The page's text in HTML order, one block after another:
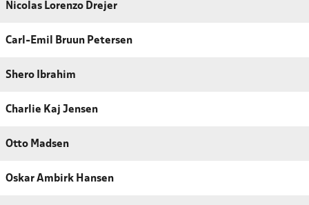
Nicolas Lorenzo Drejer
Carl-Emil Bruun Petersen
Shero Ibrahim
Charlie Kaj Jensen
Otto Madsen
Oskar Ambirk Hansen